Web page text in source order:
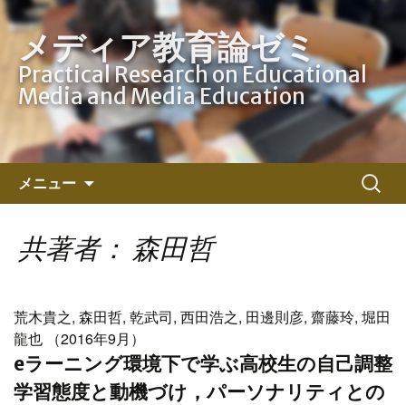
メディア教育論ゼミ
Practical Research on Educational
Media and Media Education
メニュー
ン
ツ
キ
ッ
プ
検
索:
共著者： 森田哲
荒木貴之, 森田哲, 乾武司, 西田浩之, 田邊則彦, 齋藤玲, 堀田
龍也 （2016年9月）
eラーニング環境下で学ぶ高校生の自己調整
学習態度と動機づけ，パーソナリティとの